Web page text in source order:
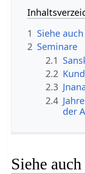
1 Siehe auch
2 Seminare
2.1
2.2
2.3
2.4
der
Siehe auch